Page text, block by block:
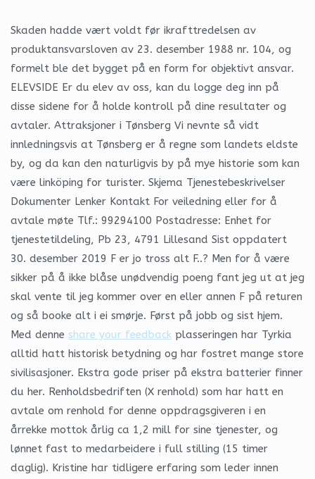
Skaden hadde vært voldt før ikrafttredelsen av
produktansvarsloven av 23. desember 1988 nr. 104, og
formelt ble det bygget på en form for objektivt ansvar.
ELEVSIDE Er du elev av oss, kan du logge deg inn på
disse sidene for å holde kontroll på dine resultater og
avtaler. Attraksjoner i Tønsberg Vi nevnte så vidt
innledningsvis at Tønsberg er å regne som landets eldste
by, og da kan den naturligvis by på mye historie som kan
være linköping for turister. Skjema Tjenestebeskrivelser
Dokumenter Lenker Kontakt For veiledning eller for å
avtale møte Tlf.: 99294100 Postadresse: Enhet for
tjenestetildeling, Pb 23, 4791 Lillesand Sist oppdatert
30. desember 2019 F er jo tross alt F..? Men for å være
sikker på å ikke blåse unødvendig poeng fant jeg ut at jeg
skal vente til jeg kommer over en eller annen F på returen
og så booke alt i ei smørje. Først på jobb og sist hjem.
Med denne share your feedback plasseringen har Tyrkia
alltid hatt historisk betydning og har fostret mange store
sivilisasjoner. Ekstra gode priser på ekstra batterier finner
du her. Renholdsbedriften (X renhold) som har hatt en
avtale om renhold for denne oppdragsgiveren i en
årrekke mottok årlig ca 1,2 mill for sine tjenester, og
lønnet fast to medarbeidere i full stilling (15 timer
daglig). Kristine har tidligere erfaring som leder innen